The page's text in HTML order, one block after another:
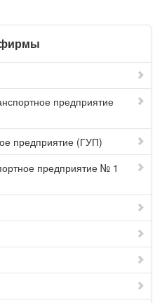
предприятие
предприятие (ГУП)
предприятие № 1